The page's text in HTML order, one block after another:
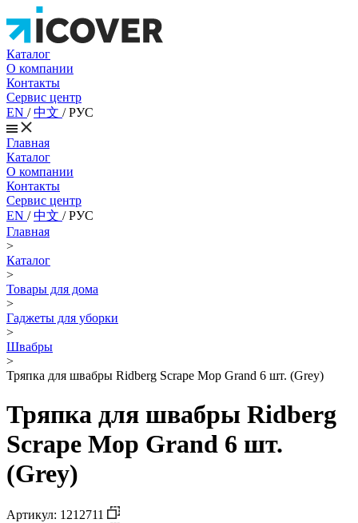
Каталог
О компании
Контакты
Сервис центр
EN /中文 /РУС
Главная
Каталог
О компании
Контакты
Сервис центр
EN /中文 /РУС
Главная
>
Каталог
>
Товары для дома
>
Гаджеты для уборки
>
Швабры
>
Тряпка для швабры Ridberg Scrape Mop Grand 6 шт. (Grey)
Тряпка для швабры Ridberg
Scrape Mop Grand 6 шт.
(Grey)
Артикул: 1212711